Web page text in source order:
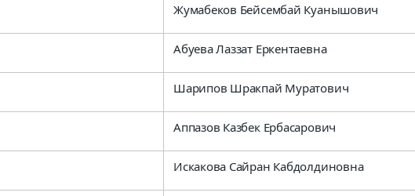
Жумабеков Бейсембай Куанышович
Абуева Лаззат Еркентаевна
Шарипов Шракпай Муратович
Аппазов Казбек Ербасарович
Искакова Сайран Кабдолдиновна